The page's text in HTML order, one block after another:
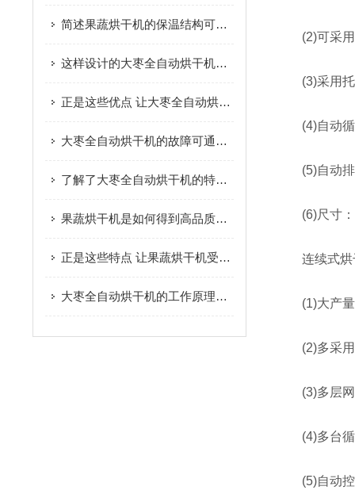
简述果蔬烘干机的保温结构可选方式
这样设计的大枣全自动烘干机保证了大枣的固有品质
正是这些优点 让大枣全自动烘干机广受欢迎
大枣全自动烘干机的故障可通过以下方法综合分析
了解了大枣全自动烘干机的特点才能更好的使用它
果蔬烘干机是如何得到高品质脱水果蔬的呢？进来看
正是这些特点 让果蔬烘干机受到大家的欢迎
大枣全自动烘干机的工作原理及优点您了解吗？
(2)可采用
(3)采用托
(4)自动循
(5)自动排
(6)尺寸：
连续式烘
(1)大产量
(2)多采用
(3)多层网
(4)多台循
(5)自动控